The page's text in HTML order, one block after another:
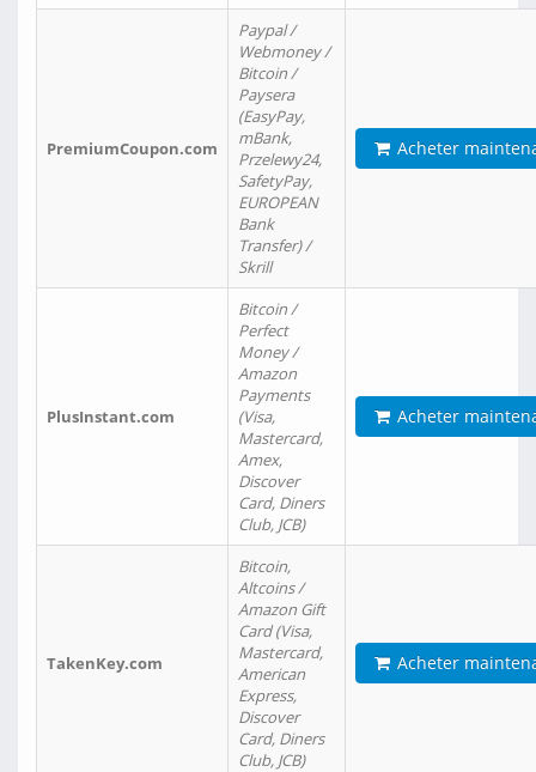
PremiumCoupon.com
Paypal /
Webmoney /
Bitcoin /
Paysera
(EasyPay,
mBank,
Przelewy24,
SafetyPay,
EUROPEAN
Bank
Transfer) /
Skrill
Acheter
PlusInstant.com
Bitcoin /
Perfect
Money /
Amazon
Payments
(Visa,
Mastercard,
Amex,
Discover
Card, Diners
Club, JCB)
Acheter
TakenKey.com
Bitcoin,
Altcoins /
Amazon Gift
Card (Visa,
Mastercard,
American
Express,
Discover
Card, Diners
Club, JCB)
Acheter